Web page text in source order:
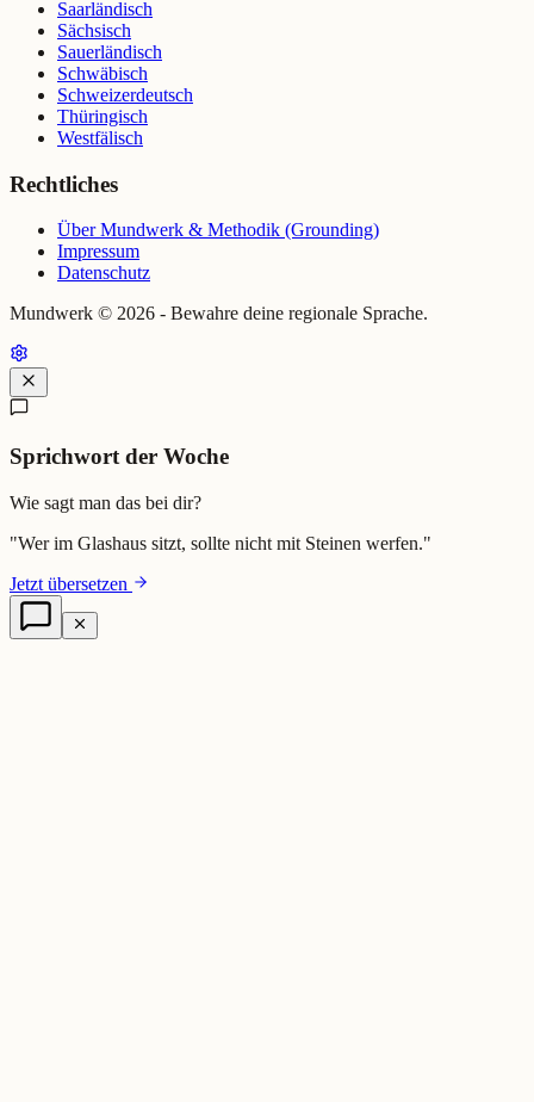
Saarländisch
Sächsisch
Sauerländisch
Schwäbisch
Schweizerdeutsch
Thüringisch
Westfälisch
Rechtliches
Über Mundwerk & Methodik (Grounding)
Impressum
Datenschutz
Mundwerk © 2026 - Bewahre deine regionale Sprache.
Sprichwort der Woche
Wie sagt man das bei dir?
"Wer im Glashaus sitzt, sollte nicht mit Steinen werfen."
Jetzt übersetzen